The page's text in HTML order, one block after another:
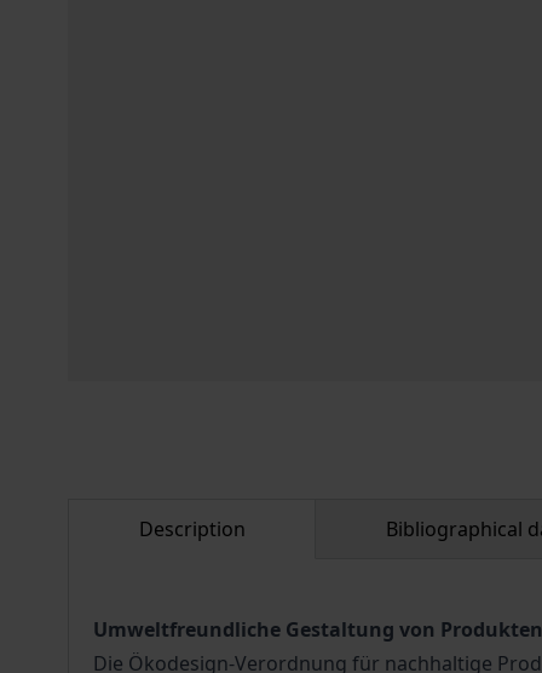
Description Bibliographical
Umweltfreundliche Gestaltung von Produkten
Die Ökodesign-Verordnung für nachhaltige